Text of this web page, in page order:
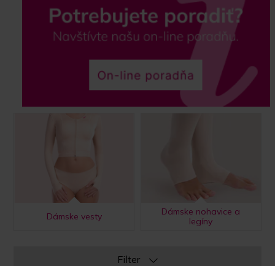
Dámske vesty
Dámske nohavice a
legíny
Filter